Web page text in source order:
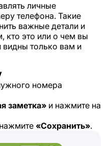
личные
телефона. Такие
важные детали и
кто это или о чем вы
видны только вам и
номера
заметка» и нажмите на
«Сохранить».